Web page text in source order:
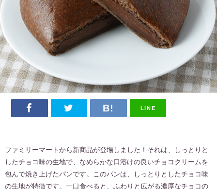
LINE
ファミリーマートから新商品が登場しました！それは、しっとりと
したチョコ味の生地で、なめらかな口溶けの良いチョコクリームを
包んで焼き上げたパンです。このパンは、しっとりとしたチョコ味
の生地が特徴です。一口食べると、ふわりと広がる濃厚なチョコの